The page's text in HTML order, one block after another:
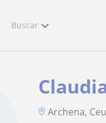
Buscar
Archena,